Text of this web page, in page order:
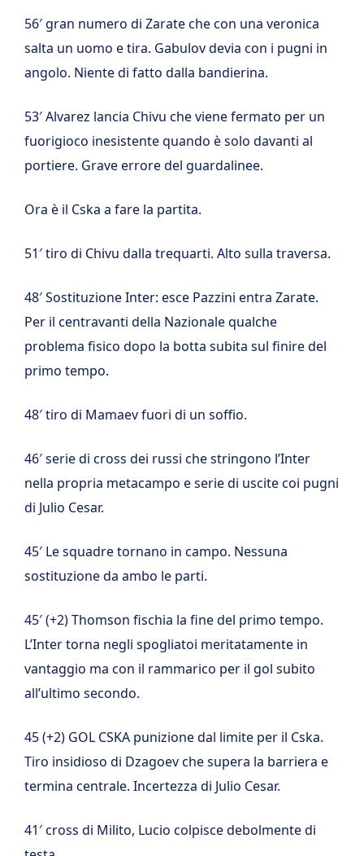
56′ gran numero di Zarate che con una veronica
salta un uomo e tira. Gabulov devia con i pugni in
angolo. Niente di fatto dalla bandierina.
53′ Alvarez lancia Chivu che viene fermato per un
fuorigioco inesistente quando è solo davanti al
portiere. Grave errore del guardalinee.
Ora è il Cska a fare la partita.
51′ tiro di Chivu dalla trequarti. Alto sulla traversa.
48′ Sostituzione Inter: esce Pazzini entra Zarate.
Per il centravanti della Nazionale qualche
problema fisico dopo la botta subita sul finire del
primo tempo.
48′ tiro di Mamaev fuori di un soffio.
46′ serie di cross dei russi che stringono l’Inter
nella propria metacampo e serie di uscite coi pugni
di Julio Cesar.
45′ Le squadre tornano in campo. Nessuna
sostituzione da ambo le parti.
45′ (+2) Thomson fischia la fine del primo tempo.
L’Inter torna negli spogliatoi meritatamente in
vantaggio ma con il rammarico per il gol subito
all’ultimo secondo.
45 (+2) GOL CSKA punizione dal limite per il Cska.
Tiro insidioso di Dzagoev che supera la barriera e
termina centrale. Incertezza di Julio Cesar.
41′ cross di Milito, Lucio colpisce debolmente di